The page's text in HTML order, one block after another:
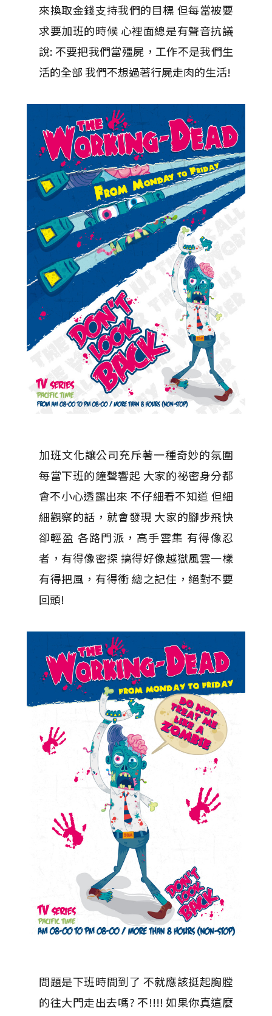
來換取金錢支持我們的目標 但每當被要
求要加班的時候 心裡面總是有聲音抗議
說: 不要把我們當殭屍，工作不是我們生
活的全部 我們不想過著行屍走肉的生活!
加班文化讓公司充斥著一種奇妙的氛圍
每當下班的鐘聲響起 大家的祕密身分都
會不小心透露出來 不仔細看不知道 但細
細觀察的話，就會發現 大家的腳步飛快
卻輕盈 各路門派，高手雲集 有得像忍
者，有得像密探 搞得好像越獄風雲一樣
有得把風，有得衝 總之記住，絕對不要
回頭!
問題是下班時間到了 不就應該挺起胸膛
的往大門走出去嗎? 不!!!! 如果你真這麼